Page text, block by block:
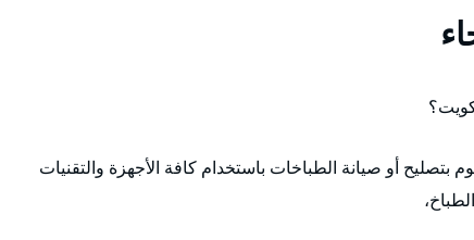
أو صيانة الطباخات باستخدام كافة الأجهزة والتقنيات